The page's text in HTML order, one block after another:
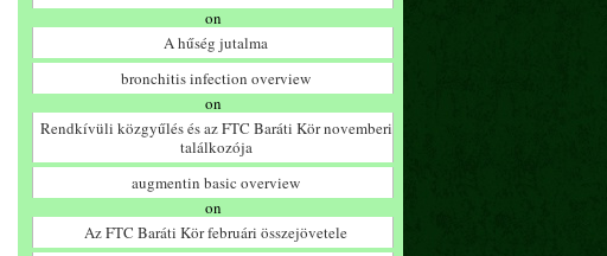
on
A hűség jutalma
bronchitis infection overview
on
Rendkívüli közgyűlés és az FTC Baráti Kör novemberi
találkozója
augmentin basic overview
on
Az FTC Baráti Kör februári összejövetele